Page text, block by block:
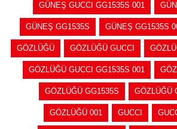
GÜNEŞ GUCCI GG1535S 001
GÜNEŞ GG1535S GÜNEŞ GG1535S
GÖZLÜĞÜ GÖZLÜĞÜ GUCCI
GÖZLÜĞÜ GUCCI GG1535S 001
GÖZLÜĞÜ GG1535S GÖZLÜĞÜ
GÖZLÜĞÜ 001 GUCCI